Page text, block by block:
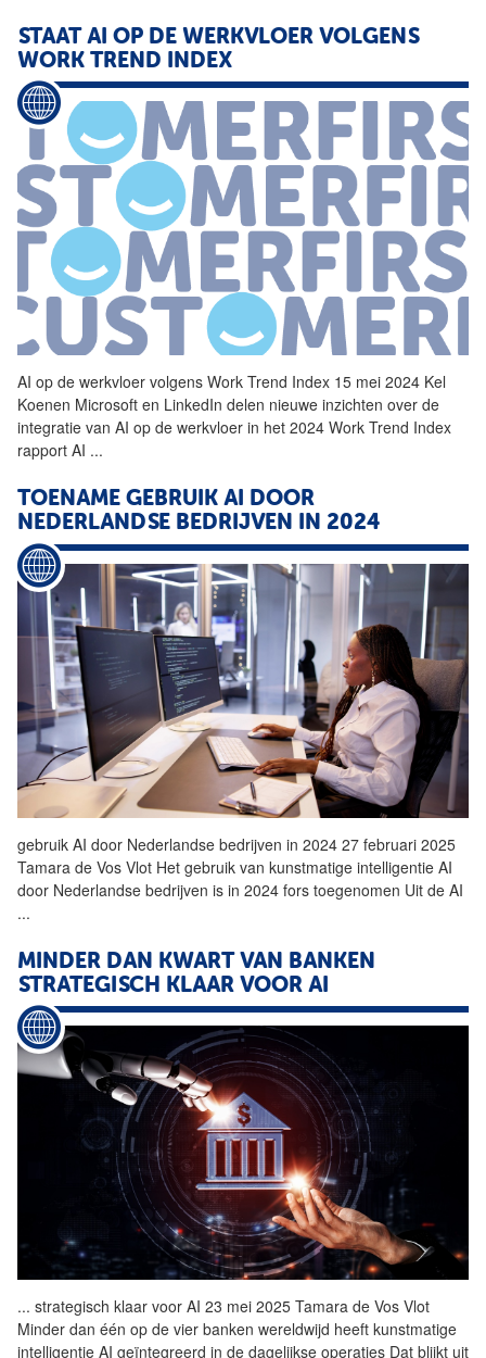
STAAT AI OP DE WERKVLOER VOLGENS
WORK TREND INDEX
AI op de werkvloer volgens Work Trend Index 15 mei 2024 Kel
Koenen Microsoft en LinkedIn delen nieuwe inzichten over de
integratie van AI op de werkvloer in het 2024 Work Trend Index
rapport AI ...
TOENAME GEBRUIK AI DOOR
NEDERLANDSE BEDRIJVEN IN 2024
gebruik AI door Nederlandse bedrijven in 2024 27 februari 2025
Tamara de Vos Vlot Het gebruik van kunstmatige intelligentie AI
door Nederlandse bedrijven is in 2024 fors toegenomen Uit de AI
...
MINDER DAN KWART VAN BANKEN
STRATEGISCH KLAAR VOOR AI
... strategisch klaar voor AI 23 mei 2025 Tamara de Vos Vlot
Minder dan één op de vier banken wereldwijd heeft kunstmatige
intelligentie AI geïntegreerd in de dagelijkse operaties Dat blijkt uit